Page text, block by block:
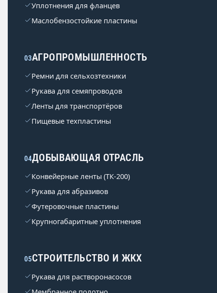
Уплотнения для фланцев
Маслобензостойкие пластины
03АГРОПРОМЫШЛЕННОСТЬ
Ремни для сельхозтехники
Рукава для семяпроводов
Ленты для транспортёров
Пищевые техпластины
04ДОБЫВАЮЩАЯ ОТРАСЛЬ
Конвейерные ленты (ТК-200)
Рукава для абразивов
Футеровочные пластины
Крупногабаритные уплотнения
05СТРОИТЕЛЬСТВО И ЖКХ
Рукава для растворонасосов